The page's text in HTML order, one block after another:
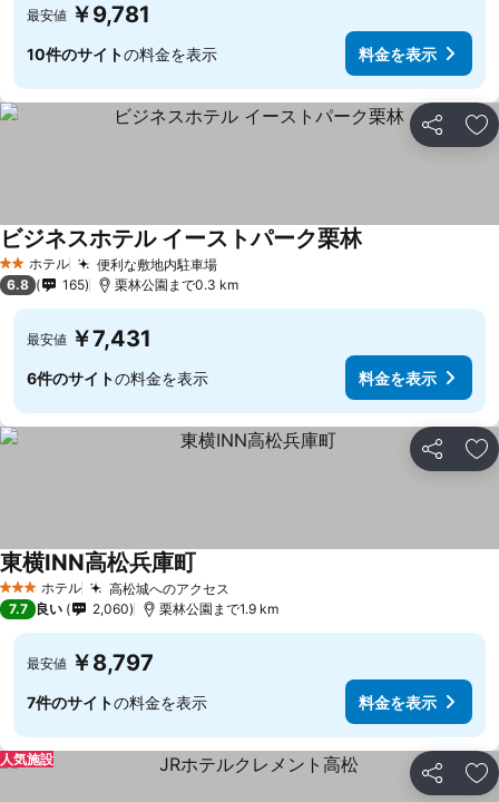
最安値 ￥9,781
10件のサイトの料金を表示 料金を表示
シェア お
2 ホテルのランク
ホテル 便利な敷地内駐車場料金を表示
ビジネスホテル イーストパーク栗林料金を表示
6.8 165 栗林公園まで0.3 km
最安値 ￥7,431
6件のサイトの料金を表示 料金を表示
シェア お
3 ホテルのランク
ホテル 高松城へのアクセス
東横INN高松兵庫町
7.7 良い 2,060 栗林公園まで1.9 km
最安値 ￥8,797
7件のサイトの料金を表示 料金を表示
シェア お
人気施設